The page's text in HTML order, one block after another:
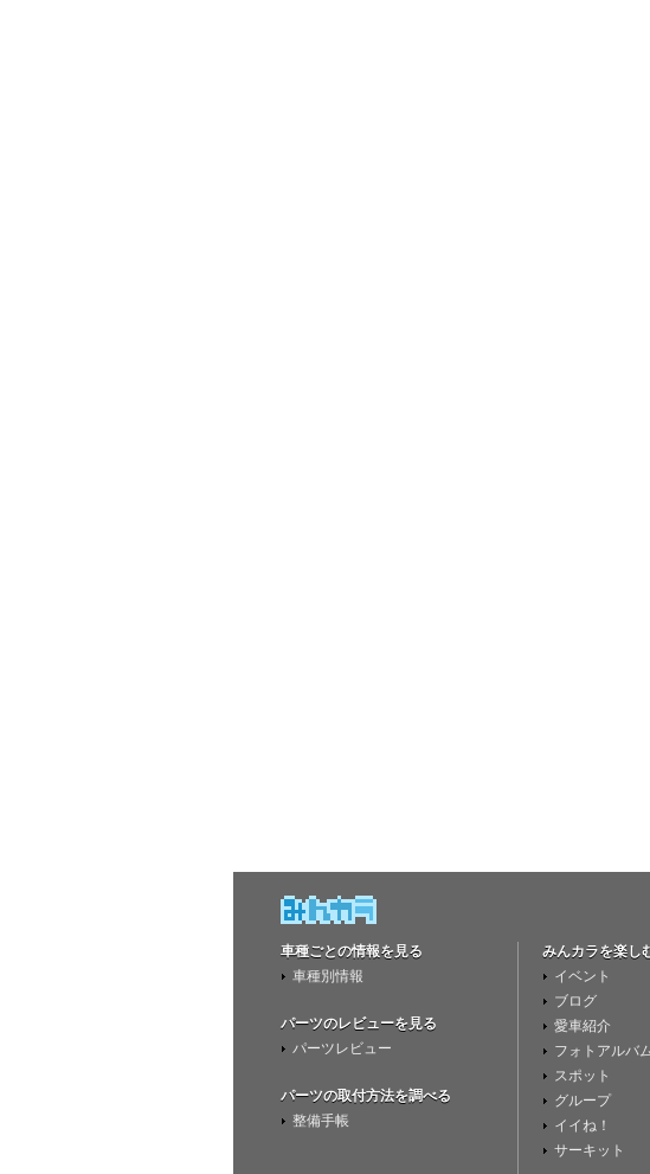
車種ごとの情報を見る
車種別情報
パーツのレビューを見る
パーツレビュー
パーツの取付方法を調べる
整備手帳
みんカラを楽し
イベント
ブログ
愛車紹介
フォトアルバ
スポット
グループ
イイね！
サーキット